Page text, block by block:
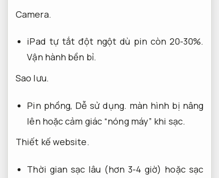
Camera.
iPad tự tắt đột ngột dù pin còn 20-30%.
Vận hành bền bỉ.
Sao lưu.
Pin phồng, Dễ sử dụng. màn hình bị nâng
lên hoặc cảm giác “nóng máy” khi sạc.
Thiết kế website.
Thời gian sạc lâu (hơn 3-4 giờ) hoặc sạc